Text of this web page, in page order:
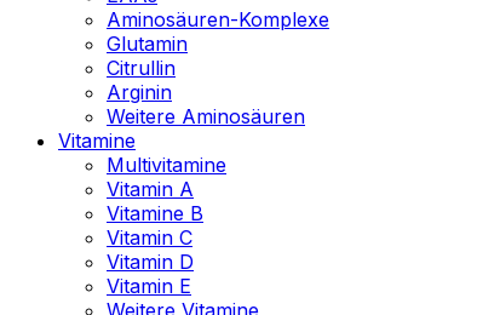
Aminosäuren-Komplexe
Glutamin
Citrullin
Arginin
Weitere Aminosäuren
Vitamine
Multivitamine
Vitamin A
Vitamine B
Vitamin C
Vitamin D
Vitamin E
Weitere Vitamine